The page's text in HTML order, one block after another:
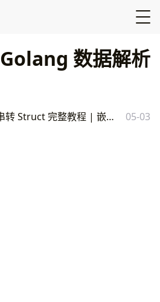
Golang 数据解析
Go 语言 JSON 字符串转 Struct 完整教程 | 嵌套解析与实战技巧 05-03